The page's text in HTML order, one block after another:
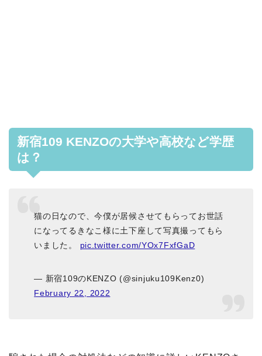
新宿109 KENZOの大学や高校など学歴
は？
猫の日なので、今僕が居候させてもらってお世話
になってるきなこ様に土下座して写真撮ってもら
いました。 pic.twitter.com/YOx7FxfGaD
— 新宿109のKENZO (@sinjuku109Kenz0)
February 22, 2022